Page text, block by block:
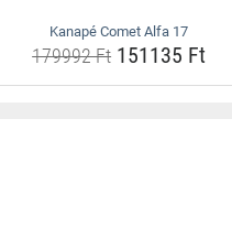
Kanapé Comet Alfa 17
179992 Ft 151135 Ft